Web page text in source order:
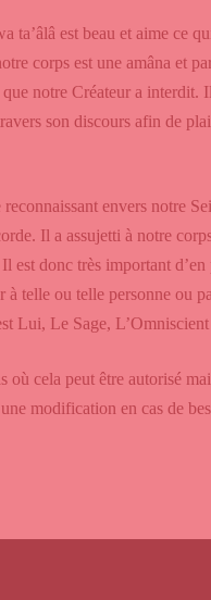
ta’âlâ est beau et aime ce
corps est une amâna et
notre Créateur a interdit.
son discours afin de
reconnaissant envers notre
Il a assujetti à notre
est donc très important
à telle ou telle personne ou
Lui, Le Sage,
où cela peut être autorisé
modification en cas de